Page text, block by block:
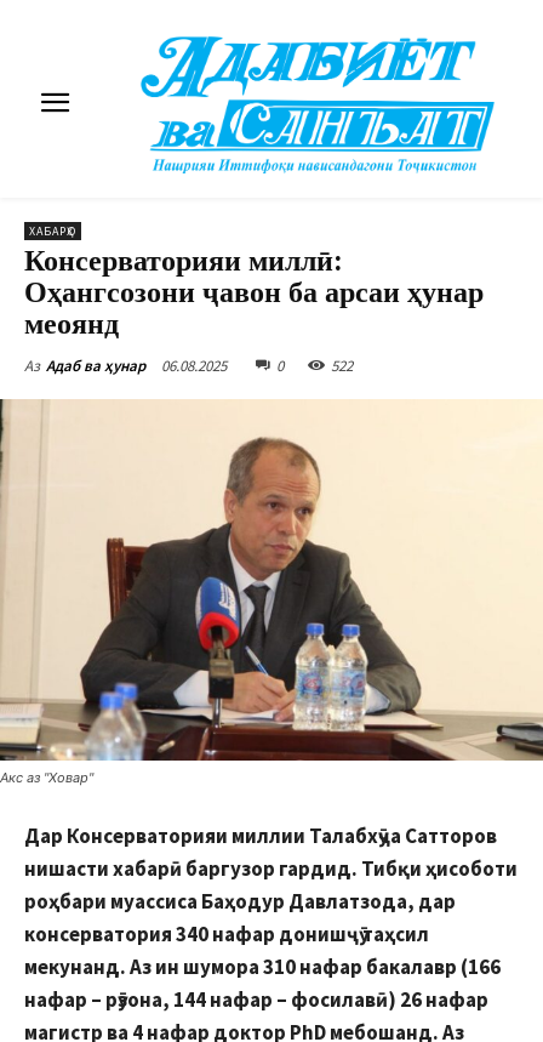
ХАБАРҲО
Консерваторияи миллӣ:
Оҳангсозони ҷавон ба арсаи ҳунар
меоянд
Аз Адаб ва ҳунар 06.08.2025 0 522
Акс аз "Ховар"
Дар Консерваторияи миллии Талабхӯҷа Сатторов
нишасти хабарӣ баргузор гардид. Тибқи ҳисоботи
роҳбари муассиса Баҳодур Давлатзода, дар
консерватория 340 нафар донишҷӯ таҳсил
мекунанд. Аз ин шумора 310 нафар бакалавр (166
нафар – рӯзона, 144 нафар – фосилавӣ) 26 нафар
магистр ва 4 нафар доктор РhD мебошанд. Аз